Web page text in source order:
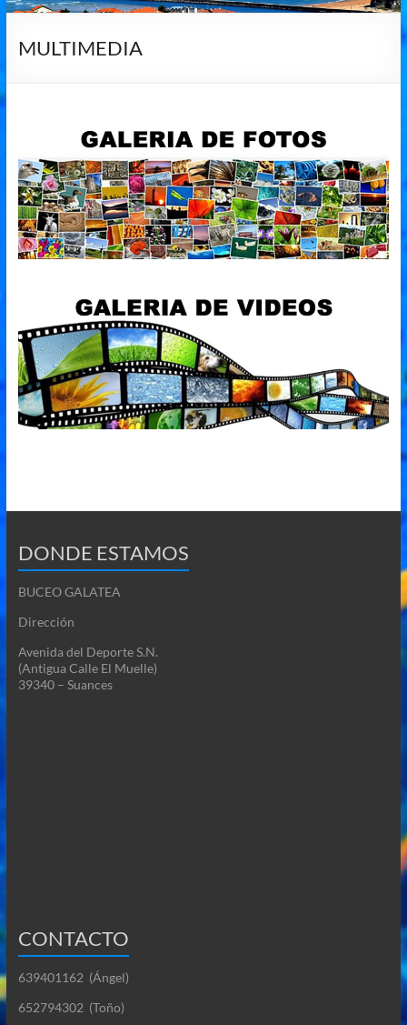
MULTIMEDIA
DONDE ESTAMOS
BUCEO GALATEA
Dirección
Avenida del Deporte S.N.
(Antigua Calle El Muelle)
39340 – Suances
CONTACTO
639401162 (Ángel)
652794302 (Toño)